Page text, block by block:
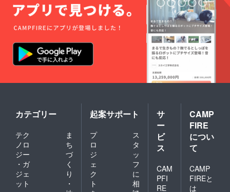
カテゴリー
テク
ノロ
ジー
・ガ
ジェ
ット
ま
ち
づ
く
り
・
起案サポート
プ
ロ
ジ
ェ
ク
ト
ス
タ
ッ
フ
に
相
サ
ー
ビ
ス
CAM
PFI
RE
CAMP
FIRE
につい
て
CAMP
FIREと
は